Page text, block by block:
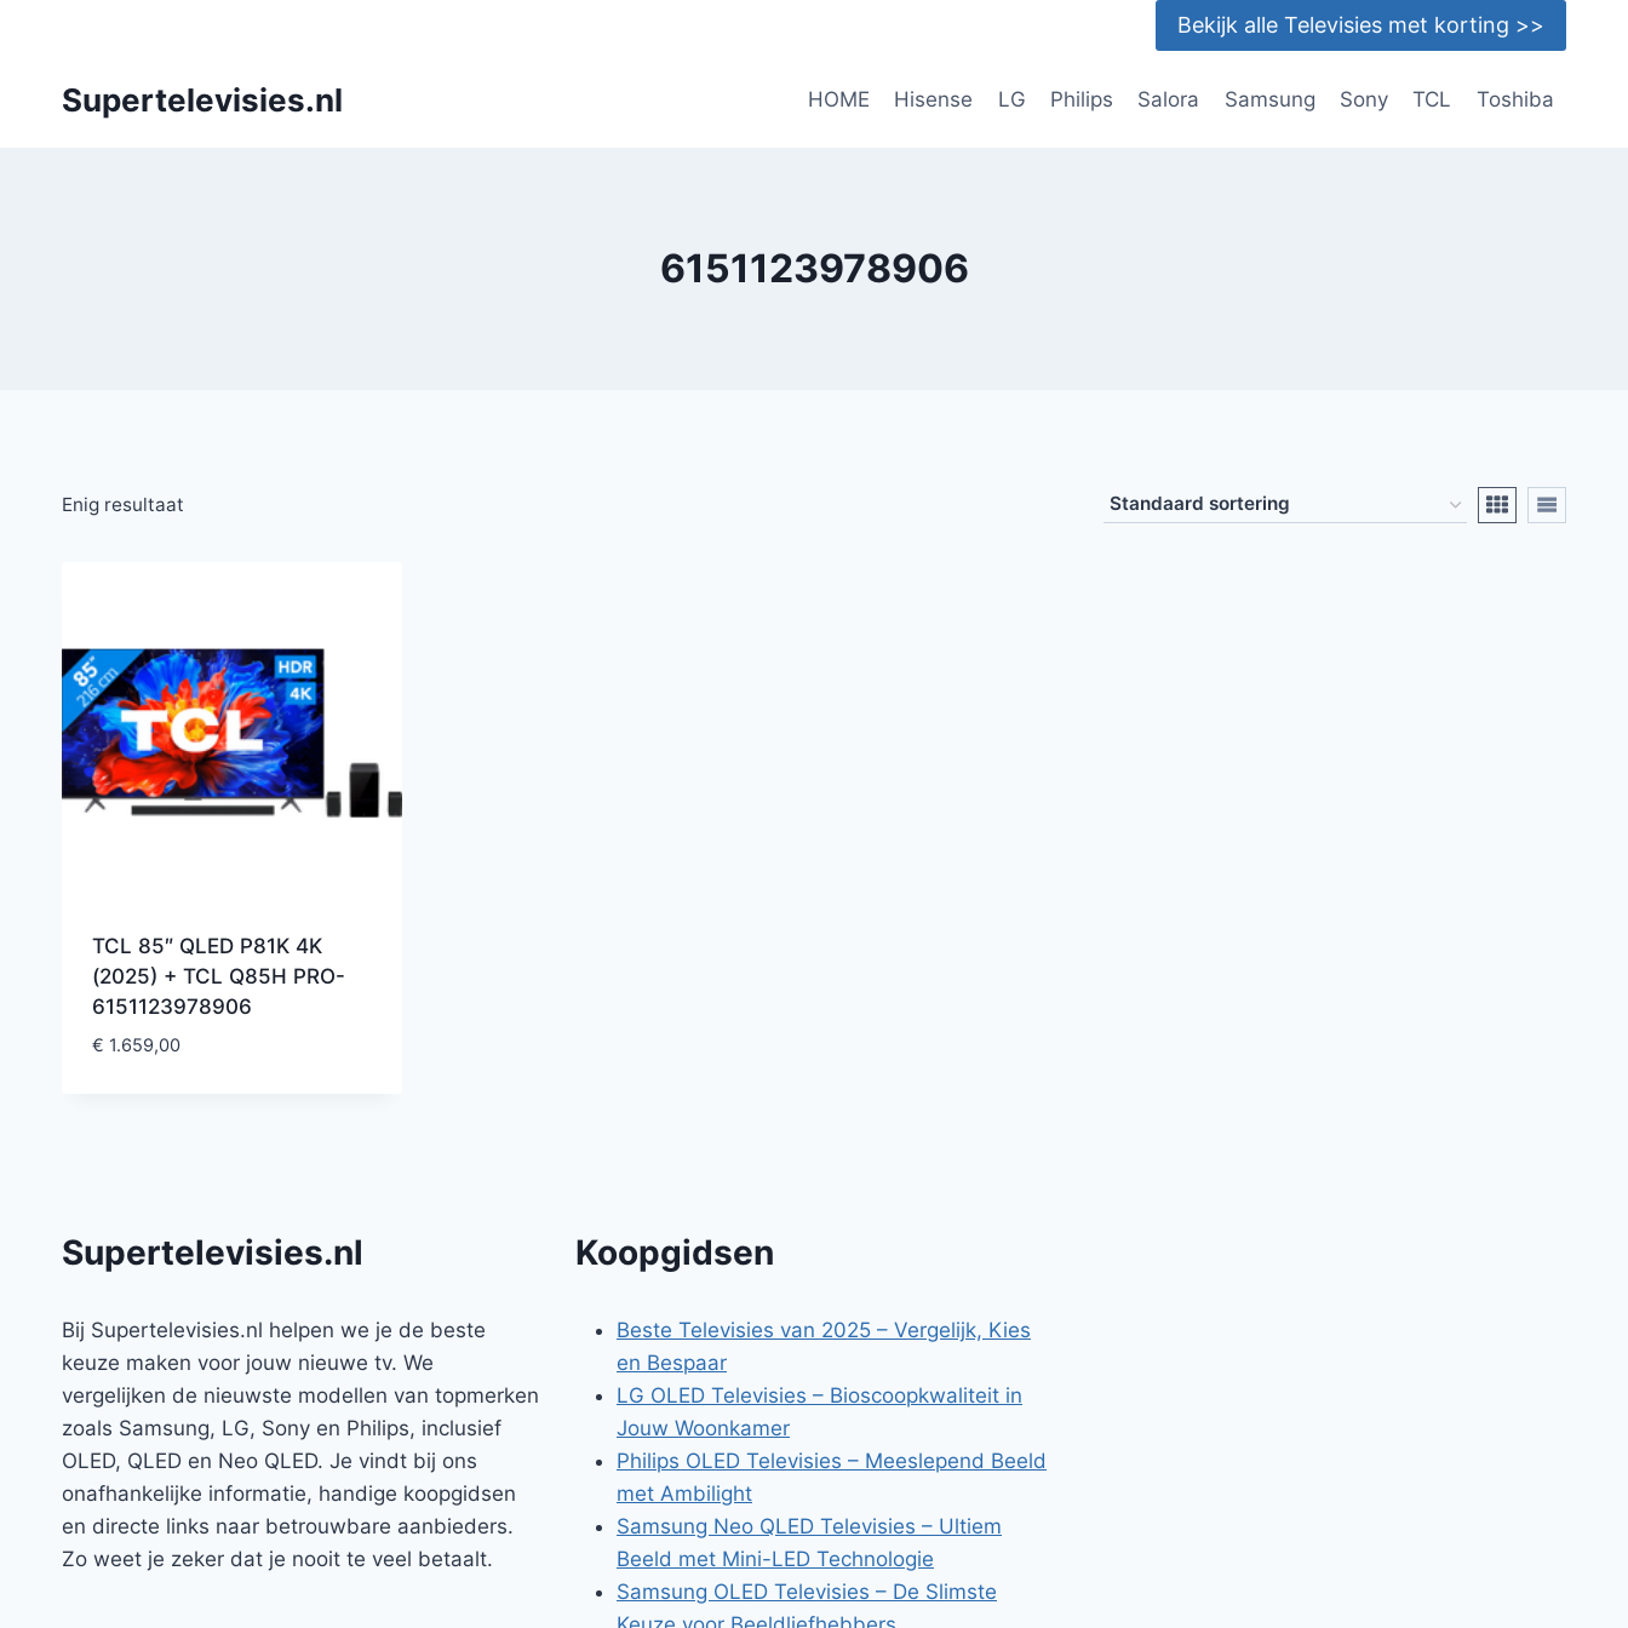
Bekijk alle Televisies met korting >>
Supertelevisies.nl HOME Hisense LG Philips Salora Samsung Sony TCL Toshiba
6151123978906
Enig resultaat
TCL 85″ QLED P81K 4K
(2025) + TCL Q85H PRO-
6151123978906
€ 1.659,00
Supertelevisies.nl
Bij Supertelevisies.nl helpen we je de beste
keuze maken voor jouw nieuwe tv. We
vergelijken de nieuwste modellen van topmerken
zoals Samsung, LG, Sony en Philips, inclusief
OLED, QLED en Neo QLED. Je vindt bij ons
onafhankelijke informatie, handige koopgidsen
en directe links naar betrouwbare aanbieders.
Zo weet je zeker dat je nooit te veel betaalt.
Koopgidsen
Beste Televisies van 2025 – Vergelijk, Kies
en Bespaar
LG OLED Televisies – Bioscoopkwaliteit in
Jouw Woonkamer
Philips OLED Televisies – Meeslepend Beeld
met Ambilight
Samsung Neo QLED Televisies – Ultiem
Beeld met Mini-LED Technologie
Samsung OLED Televisies – De Slimste